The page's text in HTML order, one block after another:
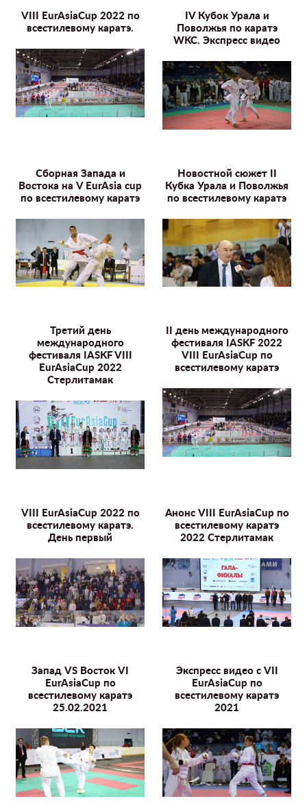
VIII EurAsiaCup 2022 по
всестилевому каратэ.
IV Кубок Урала и
Поволжья по каратэ
WKC. Экспресс видео
Сборная Запада и
Востока на V EurAsia cup
по всестилевому каратэ
Новостной сюжет II
Кубка Урала и Поволжья
по всестилевому каратэ
Третий день
международного
фестиваля IASKF VIII
EurAsiaCup 2022
Стерлитамак
II день международного
фестиваля IASKF 2022
VIII EurAsiaCup по
всестилевому каратэ
VIII EurAsiaCup 2022 по
всестилевому каратэ.
День первый
Анонс VIII EurAsiaCup по
всестилевому каратэ
2022 Стерлитамак
Запад VS Восток VI
EurAsiaCup по
всестилевому каратэ
25.02.2021
Экспресс видео с VII
EurAsiaCup по
всестилевому каратэ
2021